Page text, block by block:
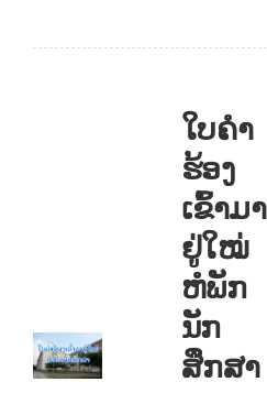
ໃບຄຳ
ຮ້ອງ
ເຂົ້າມາ
ຢູ່ໃໝ່
ຫໍພັກ
ນັກ
ສຶກສາ